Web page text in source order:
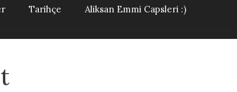
Tarihçe Aliksan Emmi Capsleri :)